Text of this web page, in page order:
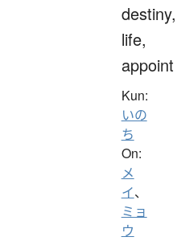
destiny,
life,
appoint
Kun:
いの
ち
On:
メ
イ、
ミョ
ウ